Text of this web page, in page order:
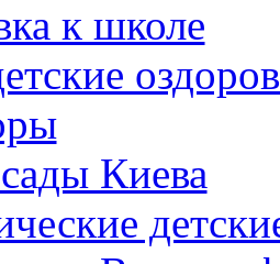
к школе
Киева